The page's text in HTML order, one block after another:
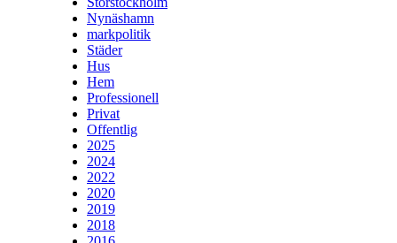
Nynäshamn
markpolitik
Städer
Hus
Hem
Professionell
Privat
Offentlig
2025
2024
2022
2020
2019
2018